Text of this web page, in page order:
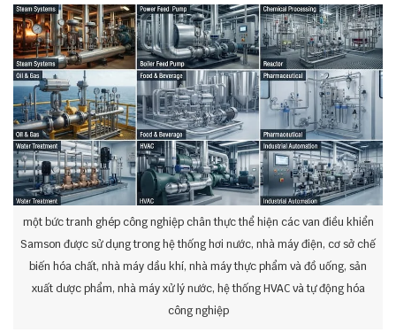
một bức tranh ghép công nghiệp chân thực thể hiện các van điều khiển
Samson được sử dụng trong hệ thống hơi nước, nhà máy điện, cơ sở chế
biến hóa chất, nhà máy dầu khí, nhà máy thực phẩm và đồ uống, sản
xuất dược phẩm, nhà máy xử lý nước, hệ thống HVAC và tự động hóa
công nghiệp